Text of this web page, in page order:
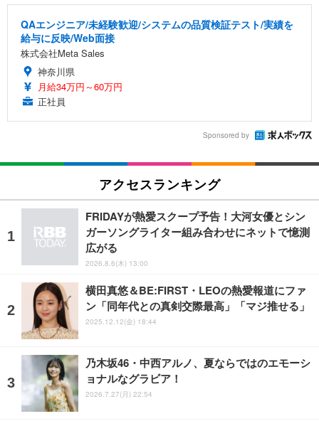
QAエンジニア/未経験歓迎/システムの品質検証テスト/実績を
給与に反映/Web面接
株式会社Meta Sales
神奈川県
月給34万円～60万円
正社員
Sponsored by
アクセスランキング
FRIDAYが熱愛スクープ予告！大河女優とシン
ガーソングライター組み合わせにネットで憶測
広がる
2026.8.6(木) 13:00
横田真悠＆BE:FIRST・LEOの熱愛報道にファ
ン「同年代との真剣交際最高」「マジ推せる」
2025.12.12(金) 18:44
乃木坂46・中西アルノ、夏ならではのエモーシ
ョナルなグラビア！
2026.7.27(月) 22:54